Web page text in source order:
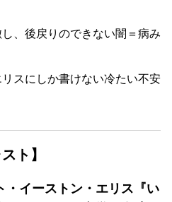
、後戻りのできない闇＝病み
スにしか書けない冷たい不安
ト】
・イーストン・エリス『い